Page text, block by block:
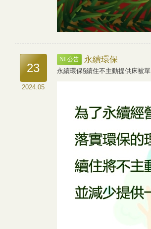
23
2024.05
NL公告 永續環保
永續環保§續住不主動提供床被單